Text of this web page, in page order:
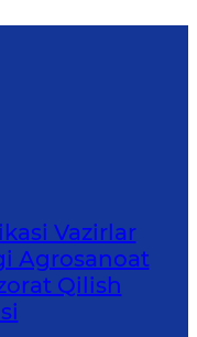
Vazirlar
Agrosanoat
Qilish